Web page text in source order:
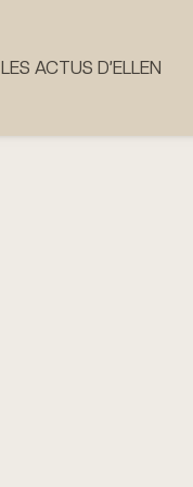
LES ACTUS D’ELLEN